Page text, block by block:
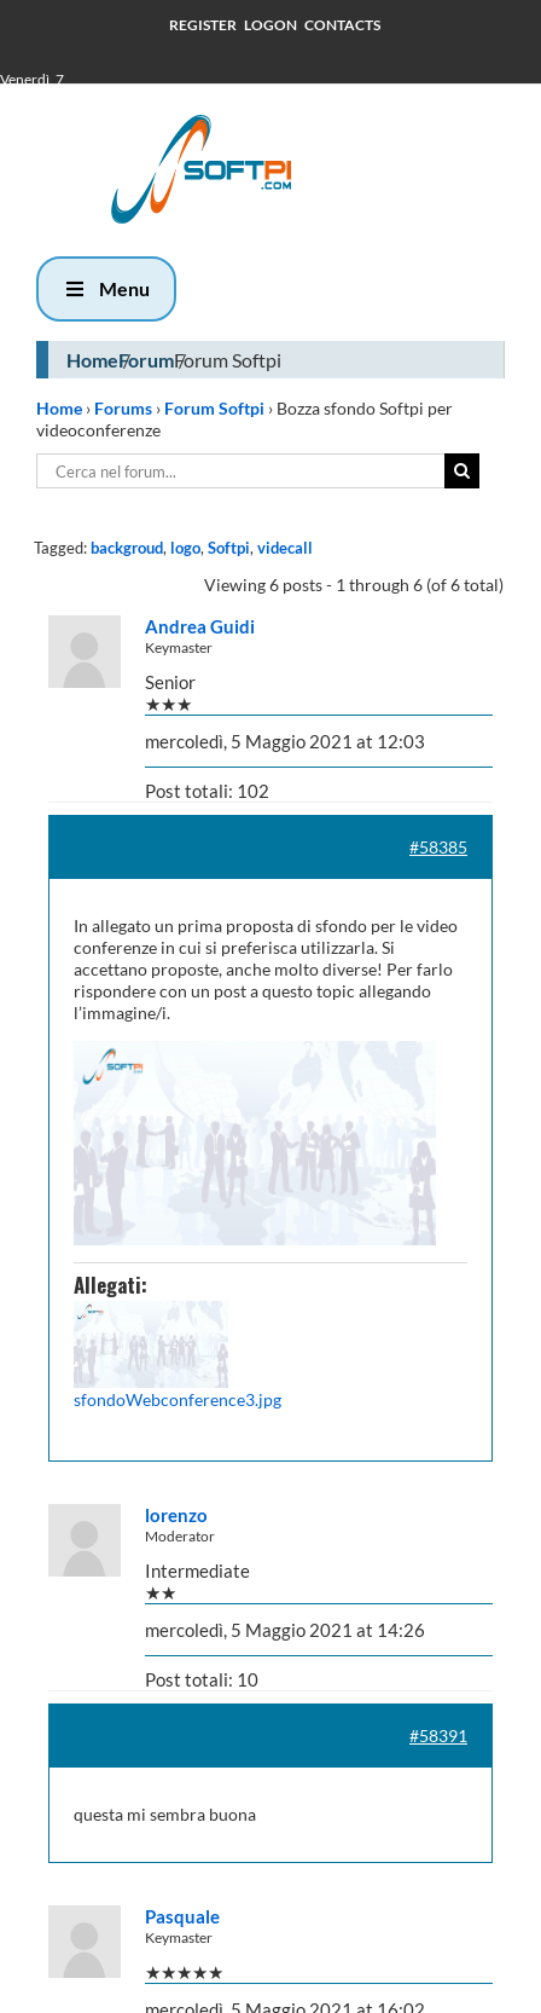
REGISTER LOGON CONTACTS
Venerdì, 7
Menu
HomeForumForum Softpi
Home › Forums › Forum Softpi › Bozza sfondo Softpi per
videoconferenze
Tagged:backgroud, logo, Softpi, videcall
Viewing 6 posts - 1 through 6 (of 6 total)
Andrea Guidi
Keymaster
Senior
★★★
mercoledì, 5 Maggio 2021 at 12:03
Post totali: 102
#58385
In allegato un prima proposta di sfondo per le video
conferenze in cui si preferisca utilizzarla. Si
accettano proposte, anche molto diverse! Per farlo
rispondere con un post a questo topic allegando
l’immagine/i.
Allegati:
sfondoWebconference3.jpg
lorenzo
Moderator
Intermediate
★★
mercoledì, 5 Maggio 2021 at 14:26
Post totali: 10
#58391
questa mi sembra buona
Pasquale
Keymaster
★★★★★